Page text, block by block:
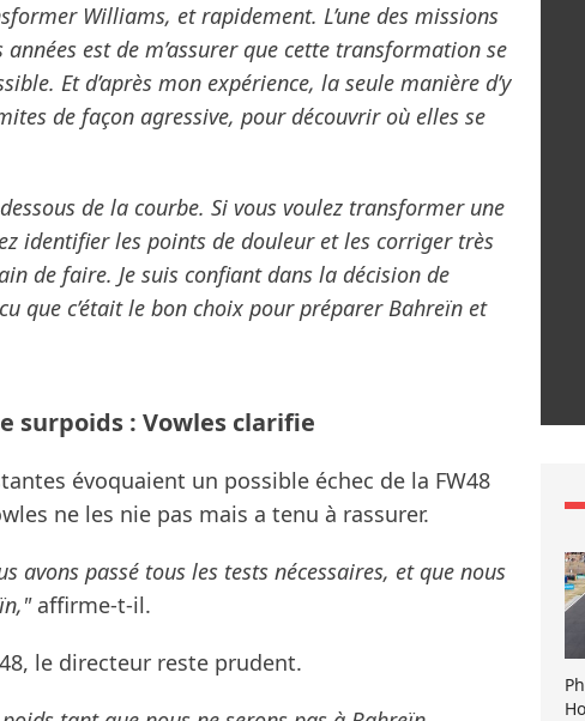
Williams, et rapidement. L’une des missions
est de m’assurer que cette transformation se
Et d’après mon expérience, la seule manière d’y
de façon agressive, pour découvrir où elles se
de la courbe. Si vous voulez transformer une
identifier les points de douleur et les corriger très
de faire. Je suis confiant dans la décision de
que c’était le bon choix pour préparer Bahreïn et
surpoids : Vowles clarifie
évoquaient un possible échec de la FW48
ne les nie pas mais a tenu à rassurer.
avons passé tous les tests nécessaires, et que nous
affirme-t-il.
le directeur reste prudent.